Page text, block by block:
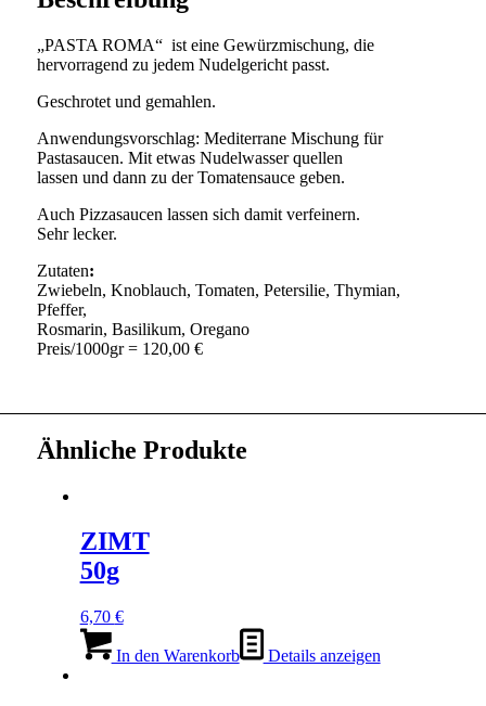
„PASTA ROMA“ ist eine Gewürzmischung, die
hervorragend zu jedem Nudelgericht passt.
Geschrotet und gemahlen.
Anwendungsvorschlag: Mediterrane Mischung für
Pastasaucen. Mit etwas Nudelwasser quellen
lassen und dann zu der Tomatensauce geben.
Auch Pizzasaucen lassen sich damit verfeinern.
Sehr lecker.
Zutaten:
Zwiebeln, Knoblauch, Tomaten, Petersilie, Thymian,
Pfeffer,
Rosmarin, Basilikum, Oregano
Preis/1000gr = 120,00 €
Ähnliche Produkte
ZIMT
50g
6,70 €
In den Warenkorb Details anzeigen